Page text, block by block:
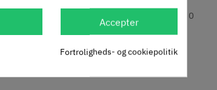
67,30
Inkl. moms
0
Accepter
Fortroligheds- og cookiepolitik